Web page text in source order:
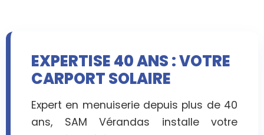
EXPERTISE 40 ANS : VOTRE
CARPORT SOLAIRE
Expert en menuiserie depuis plus de 40
ans, SAM Vérandas installe votre